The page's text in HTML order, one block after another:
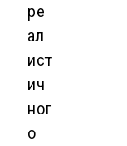
ре
ал
ист
ич
ног
о